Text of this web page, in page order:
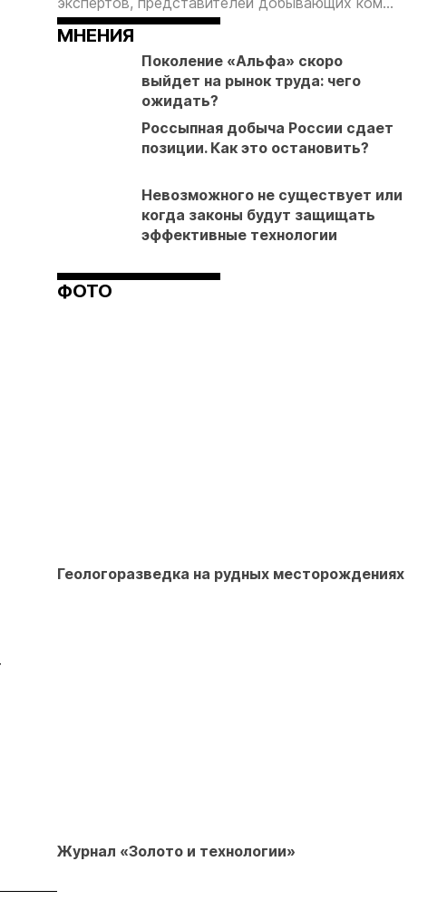
МНЕНИЯ
Поколение «Альфа» скоро
выйдет на рынок труда: чего
ожидать?
Россыпная добыча России сдает
позиции. Как это остановить?
Невозможного не существует или
когда законы будут защищать
эффективные технологии
ФОТО
Геологоразведка на рудных месторождениях
Журнал «Золото и технологии»